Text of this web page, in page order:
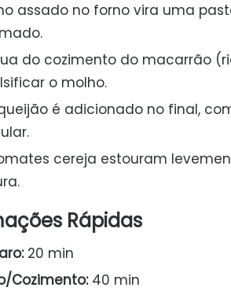
assado no forno vira uma
do cozimento do macarrão
o molho.
é adicionado no final,
cereja estouram
Rápidas
20 min
Cozimento:40 min